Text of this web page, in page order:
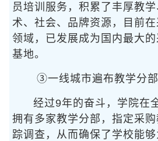
员培训服务，积累了丰厚教
术、社会、品牌资源，目前
领域，已发展成为国内最大
基地。
③一线城市遍布教学分部
经过9年的奋斗，学院在
拥有多家教学分部，指定采
踪调查，从而确保了学校能